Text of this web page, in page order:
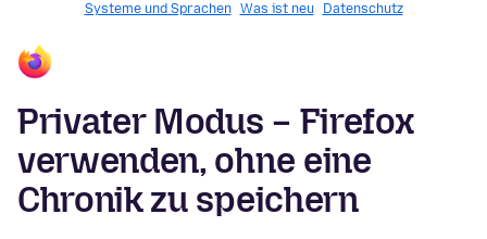
Systeme und Sprachen Was ist neu Datenschutz
Privater Modus – Firefox
verwenden, ohne eine
Chronik zu speichern